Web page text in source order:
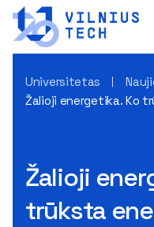
Universitetas
Žalioji energetika. Ko
Žalioji
trūksta